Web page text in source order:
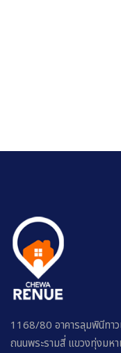
1168/80 อาคารลุมพินีทา
ถนนพระรามสี่ แขวงทุ่งมหา